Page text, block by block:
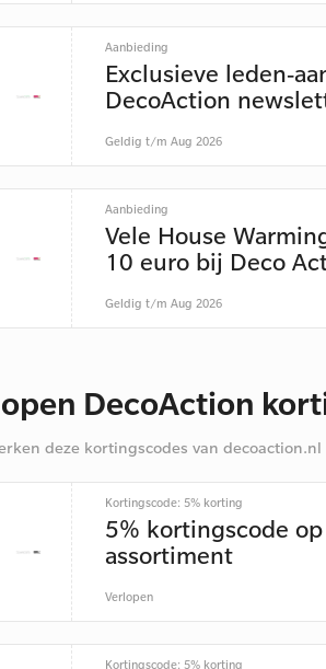
Aanbieding
Exclusieve leden-
DecoAction
Geldig t/m Aug 2026
Aanbieding
Vele House
10 euro bij Deco
Geldig t/m Aug 2026
DecoAction
deze kortingscodes van decoaction.nl
Kortingscode: 5% korting
5% kortingscode
assortiment
Verlopen
Kortingscode: 5% korting